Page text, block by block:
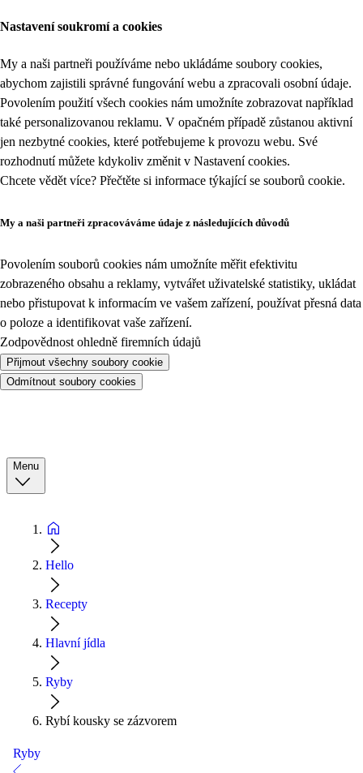
Nastavení soukromí a cookies
My a naši partneři používáme nebo ukládáme soubory cookies,
abychom zajistili správné fungování webu a zpracovali osobní údaje.
Povolením použití všech cookies nám umožníte zobrazovat například
také personalizovanou reklamu. V opačném případě zůstanou aktivní
jen nezbytné cookies, které potřebujeme k provozu webu. Své
rozhodnutí můžete kdykoliv změnit v Nastavení cookies.
Chcete vědět více? Přečtěte si informace týkající se souborů cookie.
My a naši partneři zpracováváme údaje z následujících důvodů
Povolením souborů cookies nám umožníte měřit efektivitu
zobrazeného obsahu a reklamy, vytvářet uživatelské statistiky, ukládat
nebo přistupovat k informacím ve vašem zařízení, používat přesná data
o poloze a identifikovat vaše zařízení.
Zodpovědnost ohledně firemních údajů
Přijmout všechny soubory cookie
Odmítnout soubory cookies
Menu
Hello
Recepty
Hlavní jídla
Ryby
Rybí kousky se zázvorem
Ryby